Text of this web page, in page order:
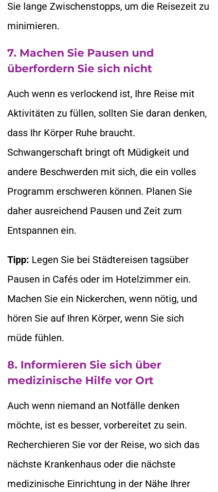
Sie lange Zwischenstopps, um die Reisezeit zu
minimieren.
7. Machen Sie Pausen und
überfordern Sie sich nicht
Auch wenn es verlockend ist, Ihre Reise mit
Aktivitäten zu füllen, sollten Sie daran denken,
dass Ihr Körper Ruhe braucht.
Schwangerschaft bringt oft Müdigkeit und
andere Beschwerden mit sich, die ein volles
Programm erschweren können. Planen Sie
daher ausreichend Pausen und Zeit zum
Entspannen ein.
Tipp: Legen Sie bei Städtereisen tagsüber
Pausen in Cafés oder im Hotelzimmer ein.
Machen Sie ein Nickerchen, wenn nötig, und
hören Sie auf Ihren Körper, wenn Sie sich
müde fühlen.
8. Informieren Sie sich über
medizinische Hilfe vor Ort
Auch wenn niemand an Notfälle denken
möchte, ist es besser, vorbereitet zu sein.
Recherchieren Sie vor der Reise, wo sich das
nächste Krankenhaus oder die nächste
medizinische Einrichtung in der Nähe Ihrer